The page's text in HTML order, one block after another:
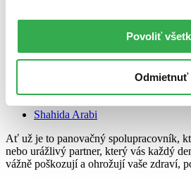
Povoliť
Odmietnuť
Jak se bránit toxickým lidem,
Příručka nejen pro vysoce citlivé lidi
Shahida Arabi
Ať už je to panovačný spolupracovník,
nebo urážlivý partner, který vás každý
vážně poškozují a ohrožují vaše zdraví,